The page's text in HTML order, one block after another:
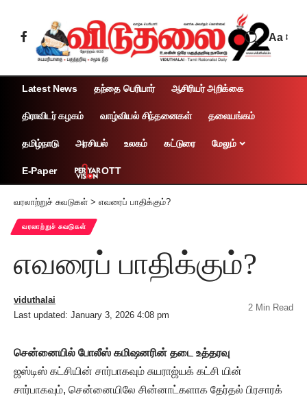
Aa
Latest News தந்தை பெரியார் ஆசிரியர் அறிக்கை
திராவிடர் கழகம் வாழ்வியல் சிந்தனைகள் தலையங்கம்
தமிழ்நாடு அரசியல் உலகம் கட்டுரை மேலும்
E-Paper OTT
வரலாற்றுச் சுவடுகள் > எவரைப் பாதிக்கும்?
வரலாற்றுச் சுவடுகள்
எவரைப் பாதிக்கும்?
Last updated: January 3, 2026 4:08 pm
viduthalai
2 Min Read
சென்னையில் போலீஸ் கமிஷனரின் தடை உத்தரவு
ஜஸ்டிஸ் கட்சியின் சார்பாகவும் சுயராஜ்யக் கட்சி யின்
சார்பாகவும், சென்னையிலே சின்னாட்களாக தேர்தல் பிரசாரக்